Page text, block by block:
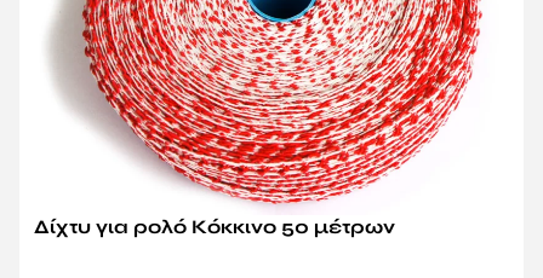
Δίχτυ για ρολό Κόκκινο 50 μέτρων